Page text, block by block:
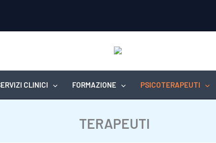
CLINICI FORMAZIONE PSICOTERAPEUTI
TERAPEUTI